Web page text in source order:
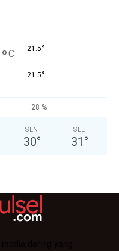
°C 21.5°
21.5°
28 %
SEN
30°
SEL
31 °